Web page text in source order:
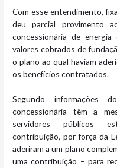
Com esse entendimento,
deu parcial provimento
concessionária de
valores cobrados de
o plano ao qual haviam
os benefícios contratados.
Segundo informações
concessionária têm a
servidores públicos
contribuição, por força da
aderiram a um plano
uma contribuição – para